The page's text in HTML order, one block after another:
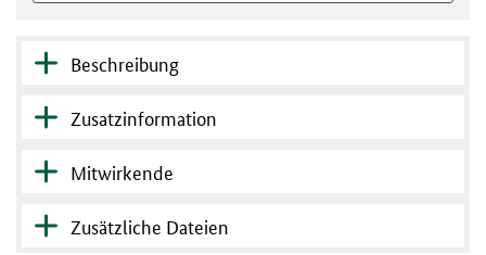
Beschreibung
Zusatzinformation
Mitwirkende
Zusätzliche Dateien